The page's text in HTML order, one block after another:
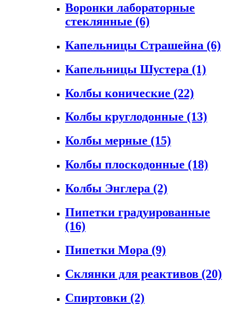
Воронки лабораторные
стеклянные (6)
Капельницы Страшейна (6)
Капельницы Шустера (1)
Колбы конические (22)
Колбы круглодонные (13)
Колбы мерные (15)
Колбы плоскодонные (18)
Колбы Энглера (2)
Пипетки градуированные
(16)
Пипетки Мора (9)
Склянки для реактивов (20)
Спиртовки (2)